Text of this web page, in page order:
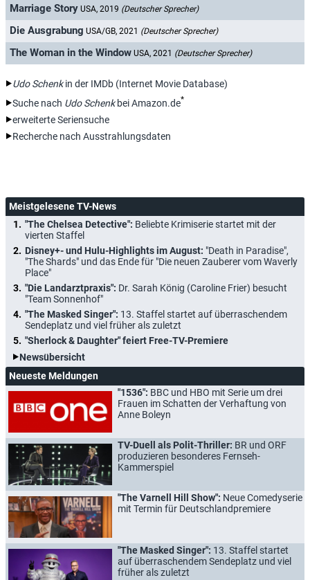
Marriage Story USA, 2019 (Deutscher Sprecher)
Die Ausgrabung USA/GB, 2021 (Deutscher Sprecher)
The Woman in the Window USA, 2021 (Deutscher Sprecher)
Udo Schenkin der IMDb (Internet Movie Database)
Suche nach Udo Schenkbei Amazon.de*
erweiterte Seriensuche
Recherche nach Ausstrahlungsdaten
Meistgelesene TV-News
"The Chelsea Detective": Beliebte Krimiserie startet mit der
vierten Staffel
Disney+- und Hulu-Highlights im August: "Death in Paradise",
"The Shards" und das Ende für "Die neuen Zauberer vom Waverly
Place"
"Die Landarztpraxis": Dr. Sarah König (Caroline Frier) besucht
"Team Sonnenhof"
"The Masked Singer": 13. Staffel startet auf überraschendem
Sendeplatz und viel früher als zuletzt
"Sherlock & Daughter" feiert Free-TV-Premiere
Newsübersicht
Neueste Meldungen
"1536": BBC und HBO mit Serie um drei
Frauen im Schatten der Verhaftung von
Anne Boleyn
TV-Duell als Polit-Thriller: BR und ORF
produzieren besonderes Fernseh-
Kammerspiel
"The Varnell Hill Show": Neue Comedyserie
mit Termin für Deutschlandpremiere
"The Masked Singer": 13. Staffel startet
auf überraschendem Sendeplatz und viel
früher als zuletzt